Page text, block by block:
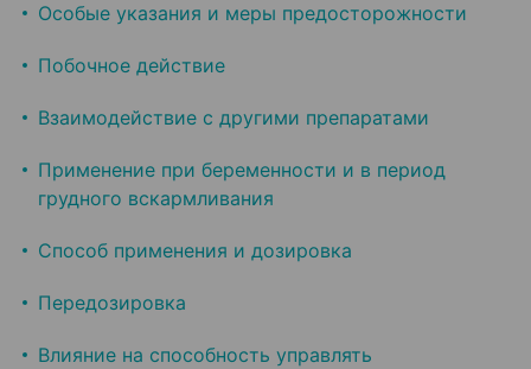
Особые указания и меры предосторожности
Побочное действие
Взаимодействие с другими препаратами
Применение при беременности и в период
грудного вскармливания
Способ применения и дозировка
Передозировка
Влияние на способность управлять